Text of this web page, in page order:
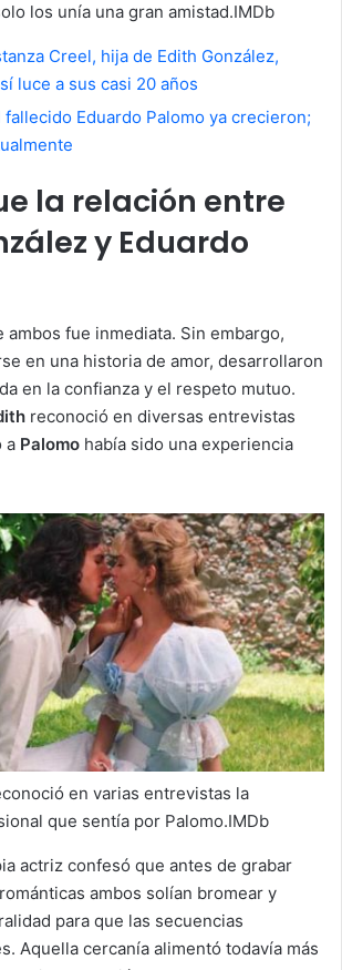
los unía una gran amistad.IMDb
Creel, hija de Edith González,
luce a sus casi 20 años
fallecido Eduardo Palomo ya crecieron;
la relación entre
y Eduardo
ambos fue inmediata. Sin embargo,
en una historia de amor, desarrollaron
en la confianza y el respeto mutuo.
reconoció en diversas entrevistas
a Palomo había sido una experiencia
en varias entrevistas la
que sentía por Palomo.IMDb
actriz confesó que antes de grabar
ambos solían bromear y
para que las secuencias
Aquella cercanía alimentó todavía más